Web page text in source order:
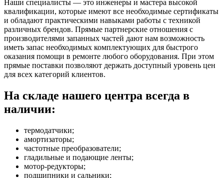
Наши специалисты — это инженеры и мастера высокой
квалификации, которые имеют все необходимые сертификаты
и обладают практическими навыками работы с техникой
различных брендов. Прямые партнерские отношения с
производителями запанных частей дают нам возможность
иметь запас необходимых комплектующих для быстрого
оказания помощи в ремонте любого оборудования. При этом
прямые поставки позволяют держать доступный уровень цен
для всех категорий клиентов.
На складе нашего центра всегда в
наличии:
термодатчики;
амортизаторы;
частотные преобразователи;
гладильные и подающие ленты;
мотор-редукторы;
подшипники и сальники;